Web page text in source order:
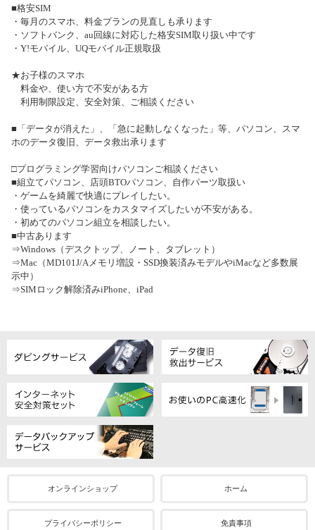
■格安SIM
・毎月のスマホ、料金プランの見直しも承ります
・ソフトバンク、au回線に対応した格安SIM取り扱い中です
・Y!モバイル、UQモバイル正規取扱
★お子様のスマホ
料金や、使い方で不安がある方
利用制限設定、安全対策、ご相談ください
■「データが消えた」、「急に起動しなくなった」等、パソコン、スマ
ホのデータ復旧、データ救出承ります
□プログラミング学習向けパソコンご相談ください
■組立てパソコン、店頭BTOパソコン、自作パーツ取扱い
・ゲームを綺麗で快適にプレイしたい。
・使っているパソコンをカスタマイズしたいが不安がある。
・初めてのパソコン組立を相談したい。
■中古あります
⇒Windows（デスクトップ、ノート、タブレット）
⇒Mac（MD101J/Aメモリ増設・SSD換装済みモデルやiMacなど多数展
示中）
⇒SIMロック解除済みiPhone、iPad
オンラインショップ ホーム
プライバシーポリシー 免責事項